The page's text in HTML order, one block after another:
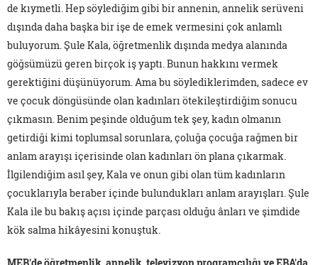
de kıymetli. Hep söylediğim gibi bir annenin, annelik serüveni
dışında daha başka bir işe de emek vermesini çok anlamlı
buluyorum. Şule Kala, öğretmenlik dışında medya alanında
göğsümüzü geren birçok iş yaptı. Bunun hakkını vermek
gerektiğini düşünüyorum. Ama bu söylediklerimden, sadece ev
ve çocuk döngüsünde olan kadınları ötekileştirdiğim sonucu
çıkmasın. Benim peşinde olduğum tek şey, kadın olmanın
getirdiği kimi toplumsal sorunlara, çoluğa çocuğa rağmen bir
anlam arayışı içerisinde olan kadınları ön plana çıkarmak.
İlgilendiğim asıl şey, Kala ve onun gibi olan tüm kadınların
çocuklarıyla beraber içinde bulundukları anlam arayışları. Şule
Kala ile bu bakış açısı içinde parçası olduğu ânları ve şimdide
kök salma hikâyesini konuştuk.